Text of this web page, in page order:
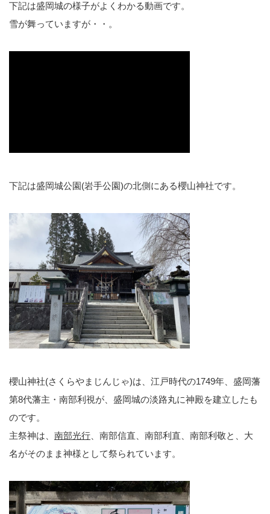
下記は盛岡城の様子がよくわかる動画です。
雪が舞っていますが・・。
下記は盛岡城公園(岩手公園)の北側にある櫻山神社です。
櫻山神社(さくらやまじんじゃ)は、江戸時代の1749年、盛岡藩
第8代藩主・南部利視が、盛岡城の淡路丸に神殿を建立したも
のです。
主祭神は、 南部光行 、南部信直、南部利直、南部利敬と、大
名がそのまま神様として祭られています。